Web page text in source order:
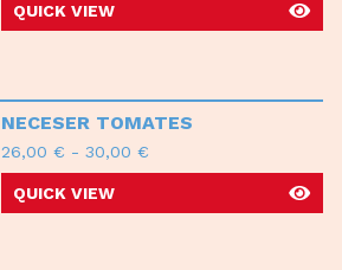
QUICK VIEW
NECESER TOMATES
26,00 € - 30,00 €
QUICK VIEW